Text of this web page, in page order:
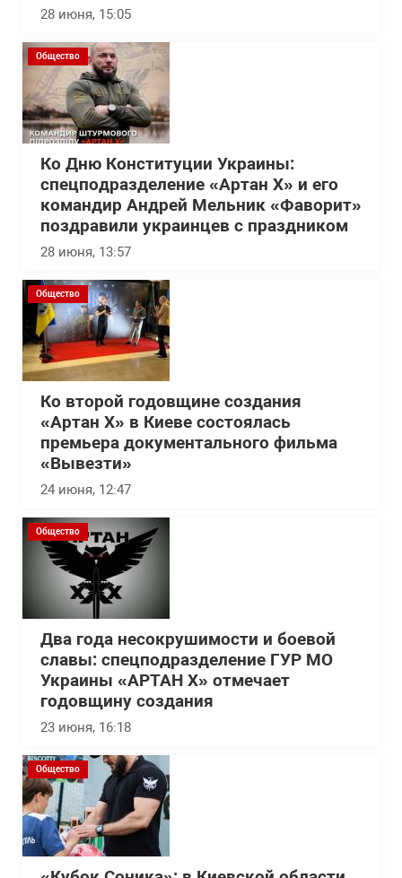
28 июня, 15:05
Общество
Ко Дню Конституции Украины:
спецподразделение «Артан Х» и его
командир Андрей Мельник «Фаворит»
поздравили украинцев с праздником
28 июня, 13:57
Общество
Ко второй годовщине создания
«Артан Х» в Киеве состоялась
премьера документального фильма
«Вывезти»
24 июня, 12:47
Общество
Два года несокрушимости и боевой
славы: спецподразделение ГУР МО
Украины «АРТАН Х» отмечает
годовщину создания
23 июня, 16:18
Общество